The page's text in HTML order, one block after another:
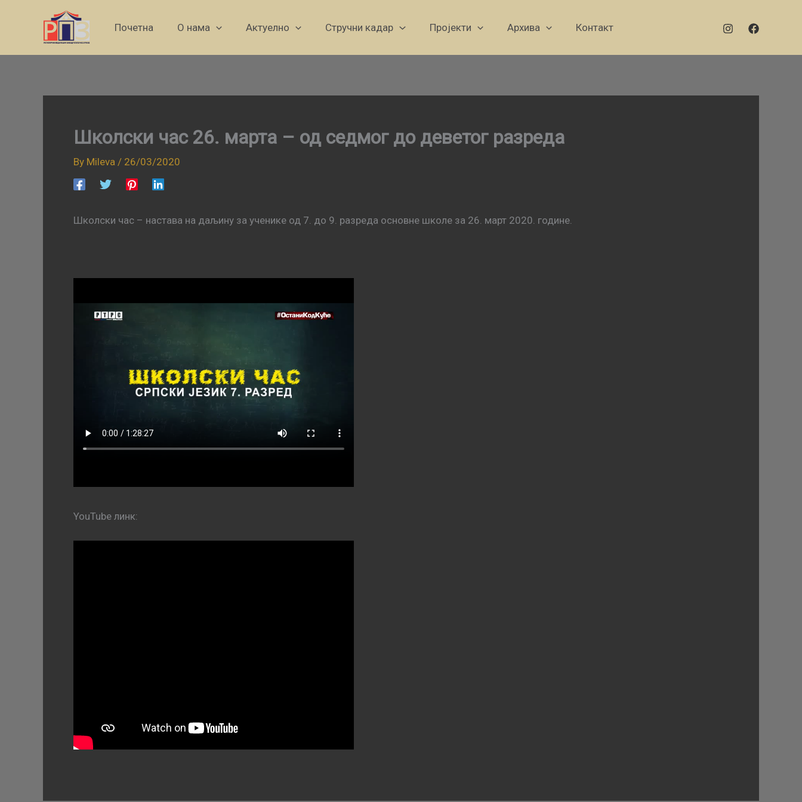
Почетна О нама Актуелно Стручни кадар Пројекти Архива Контакт
Школски час 26. марта – од седмог до деветог разреда
By Mileva / 26/03/2020
Школски час – настава на даљину за ученике од 7. до 9. разреда основне школе за 26. март 2020. године.
YouTube линк: